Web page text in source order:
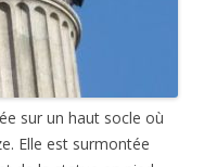
sur un haut socle où
Elle est surmontée